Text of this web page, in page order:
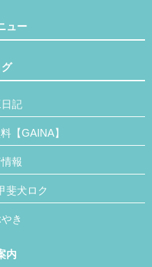
ュー
記
【GAINA】
報
斐犬ロク
き
内